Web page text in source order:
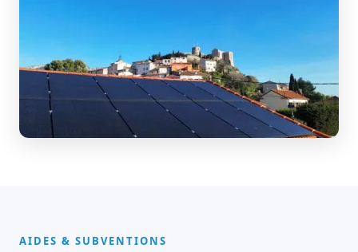
AIDES & SUBVENTIONS